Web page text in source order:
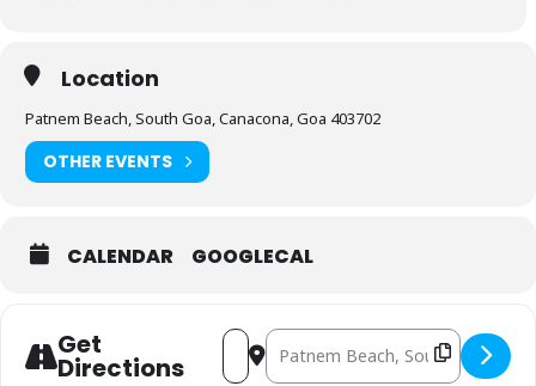
Location
Patnem Beach, South Goa, Canacona, Goa 403702
OTHER EVENTS
CALENDAR GOOGLECAL
Get
Directions
Address - Mantra Tribe @ Lotus
Destination Address - Mantra